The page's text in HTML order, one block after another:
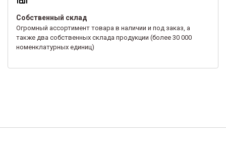
Собственный склад
Огромный ассортимент товара в наличии и под заказ, а
также два собственных склада продукции (более 30 000
номенклатурных единиц)